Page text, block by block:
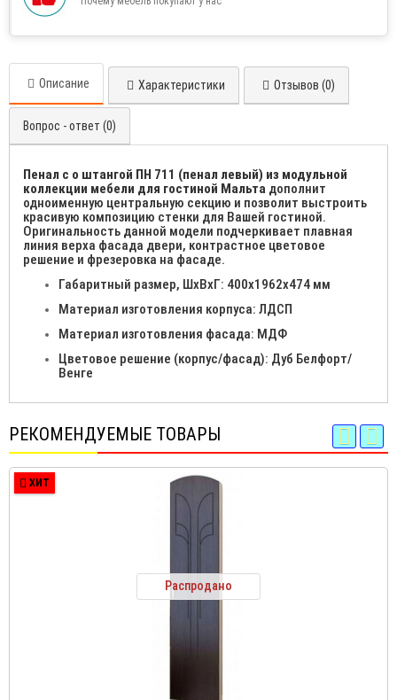
Описание Характеристики Отзывов (0)
Вопрос - ответ (0)
Пенал с о штангой ПН 711 (пенал левый) из модульной
коллекции мебели для гостиной Мальта дополнит
одноименную центральную секцию и позволит выстроить
красивую композицию стенки для Вашей гостиной.
Оригинальность данной модели подчеркивает плавная
линия верха фасада двери, контрастное цветовое
решение и фрезеровка на фасаде.
Габаритный размер, ШхВхГ: 400х1962х474 мм
Материал изготовления корпуса: ЛДСП
Материал изготовления фасада: МДФ
Цветовое решение (корпус/фасад): Дуб Белфорт/
Венге
РЕКОМЕНДУЕМЫЕ ТОВАРЫ
ХИТ
Распродано